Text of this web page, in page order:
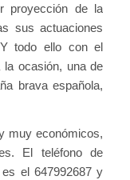
proyección de la
sus actuaciones
todo ello con el
la ocasión, una de
brava española,
muy económicos,
El teléfono de
el 647992687 y